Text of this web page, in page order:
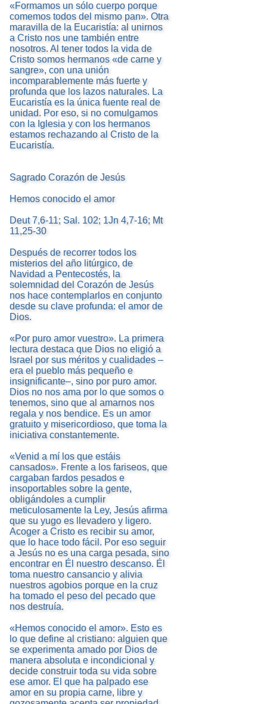
«Formamos un sólo cuerpo porque
comemos todos del mismo pan». Otra
maravilla de la Eucaristía: al unirnos
a Cristo nos une también entre
nosotros. Al tener todos la vida de
Cristo somos hermanos «de carne y
sangre», con una unión
incomparablemente más fuerte y
profunda que los lazos naturales. La
Eucaristía es la única fuente real de
unidad. Por eso, si no comulgamos
con la Iglesia y con los hermanos
estamos rechazando al Cristo de la
Eucaristía.
Sagrado Corazón de Jesús
Hemos conocido el amor
Deut 7,6-11; Sal. 102; 1Jn 4,7-16; Mt
11,25-30
Después de recorrer todos los
misterios del año litúrgico, de
Navidad a Pentecostés, la
solemnidad del Corazón de Jesús
nos hace contemplarlos en conjunto
desde su clave profunda: el amor de
Dios.
«Por puro amor vuestro». La primera
lectura destaca que Dios no eligió a
Israel por sus méritos y cualidades –
era el pueblo más pequeño e
insignificante–, sino por puro amor.
Dios no nos ama por lo que somos o
tenemos, sino que al amarnos nos
regala y nos bendice. Es un amor
gratuito y misericordioso, que toma la
iniciativa constantemente.
«Venid a mí los que estáis
cansados». Frente a los fariseos, que
cargaban fardos pesados e
insoportables sobre la gente,
obligándoles a cumplir
meticulosamente la Ley, Jesús afirma
que su yugo es llevadero y ligero.
Acoger a Cristo es recibir su amor,
que lo hace todo fácil. Por eso seguir
a Jesús no es una carga pesada, sino
encontrar en Él nuestro descanso. Él
toma nuestro cansancio y alivia
nuestros agobios porque en la cruz
ha tomado el peso del pecado que
nos destruía.
«Hemos conocido el amor». Esto es
lo que define al cristiano: alguien que
se experimenta amado por Dios de
manera absoluta e incondicional y
decide construir toda su vida sobre
ese amor. El que ha palpado ese
amor en su propia carne, libre y